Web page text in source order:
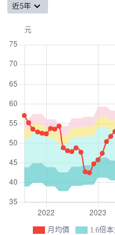
近5年
月均價 1.6倍